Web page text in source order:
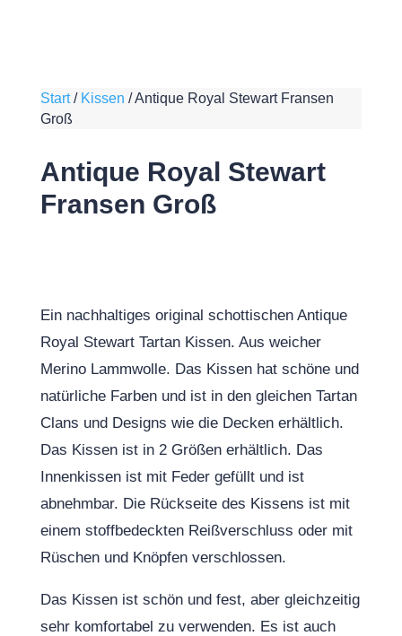
Start/ Kissen /Antique Royal Stewart Fransen
Groß
Antique Royal Stewart
Fransen Groß
Ein nachhaltiges original schottischen Antique
Royal Stewart Tartan Kissen. Aus weicher
Merino Lammwolle. Das Kissen hat schöne und
natürliche Farben und ist in den gleichen Tartan
Clans und Designs wie die Decken erhältlich.
Das Kissen ist in 2 Größen erhältlich. Das
Innenkissen ist mit Feder gefüllt und ist
abnehmbar. Die Rückseite des Kissens ist mit
einem stoffbedeckten Reißverschluss oder mit
Rüschen und Knöpfen verschlossen.
Das Kissen ist schön und fest, aber gleichzeitig
sehr komfortabel zu verwenden. Es ist auch